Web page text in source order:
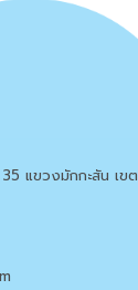
แขวงมักกะสัน เขต